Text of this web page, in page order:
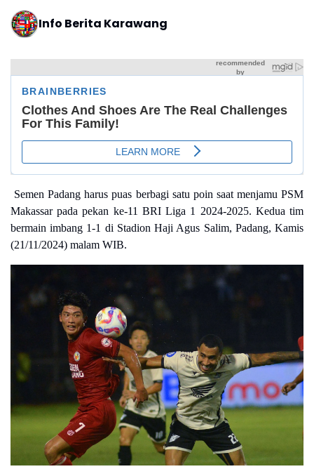
Info Berita Karawang
Semen Padang harus puas berbagi satu poin saat menjamu PSM
Makassar pada pekan ke-11 BRI Liga 1 2024-2025. Kedua tim
bermain imbang 1-1 di Stadion Haji Agus Salim, Padang, Kamis
(21/11/2024) malam WIB.